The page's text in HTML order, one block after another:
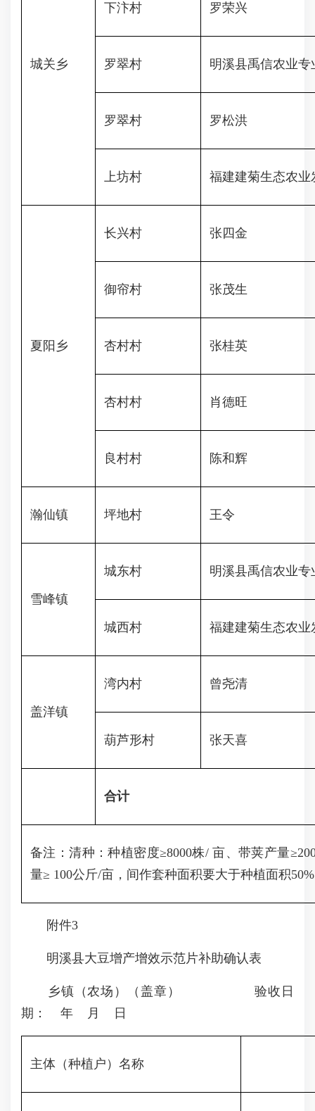
城关乡
下汴村 罗荣兴
罗翠村 明溪县禹信农业专
罗翠村 罗松洪
上坊村 福建建菊生态农业
夏阳乡
长兴村 张四金
御帘村 张茂生
杏村村 张桂英
杏村村 肖德旺
良村村 陈和辉
瀚仙镇 坪地村 王令
雪峰镇
城东村 明溪县禹信农业专
城西村 福建建菊生态农业
盖洋镇
湾内村 曾尧清
葫芦形村 张天喜
合计
备注：清种：种植密度≥8000株/ 亩、带荚产量
量≥ 100公斤/亩，间作套种面积要大于种植面积
附件3
明溪县大豆增产增效示范片补助确认表
乡镇（农场）（盖章） 验收日
期： 年 月 日
主体（种植户）名称